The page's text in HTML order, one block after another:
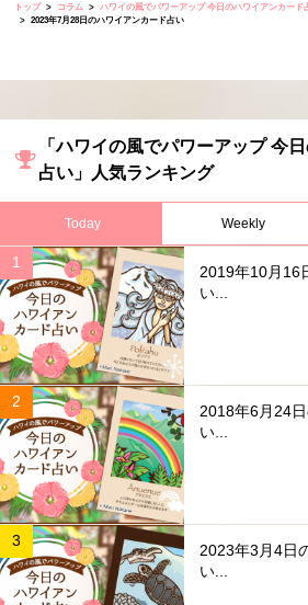
トップ コラム
ハワイの風でパワーアップ 今日のハワイアンカード
2023年7月28日のハワイアンカード占い
「ハワイの風でパワーアップ 今
占い」人気ランキング
Today Weekly
2019年10月16
い...
2018年6月24
い...
2023年3月4日
い...